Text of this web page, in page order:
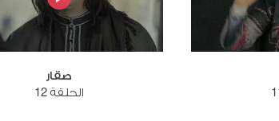
صقار
الحلقة 12